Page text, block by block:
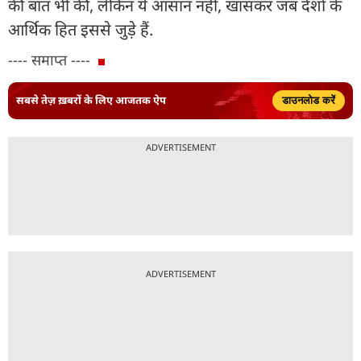
की बात भी की, लेकिन ये आसान नहीं, खासकर जब देशों के
आर्थिक हित इससे जुड़े हैं.
---- समाप्त ----
सबसे तेज़ ख़बरों के लिए आजतक ऐप डाउनलोड करें
ADVERTISEMENT
ADVERTISEMENT